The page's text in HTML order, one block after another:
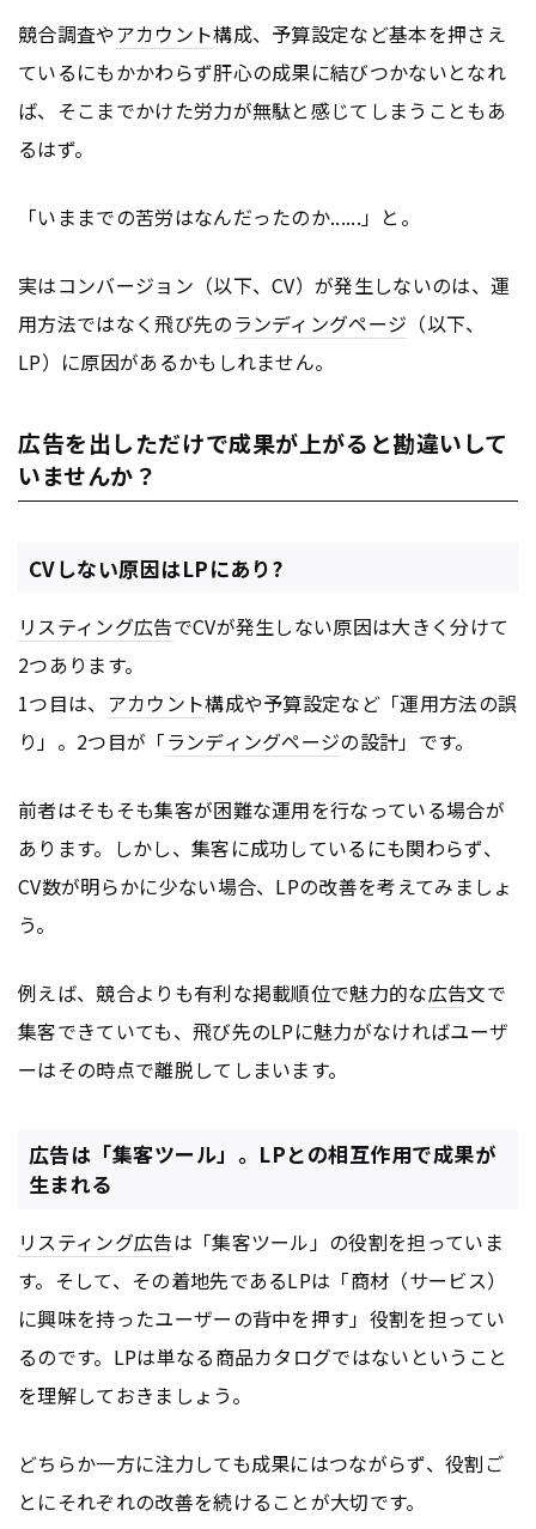
競合調査やアカウント構成、予算設定など基本を押さえ
ているにもかかわらず肝心の成果に結びつかないとなれ
ば、そこまでかけた労力が無駄と感じてしまうこともあ
るはず。
「いままでの苦労はなんだったのか......」と。
実はコンバージョン（以下、CV）が発生しないのは、運
用方法ではなく飛び先のランディングページ （以下、
LP）に原因があるかもしれません。
広告を出しただけで成果が上がると勘違いして
いませんか？
CVしない原因はLPにあり?
リスティング広告でCVが発生しない原因は大きく分けて
2つあります。
1つ目は、 アカウント構成や予算設定など「運用方法の誤
り」。2つ目が「ランディングページの設計」です。
前者はそもそも集客が困難な運用を行なっている場合が
あります。しかし、集客に成功しているにも関わらず、
CV数が明らかに少ない場合、LPの改善を考えてみましょ
う。
例えば、競合よりも有利な掲載順位で魅力的な広告文で
集客できていても、飛び先のLPに魅力がなければユーザ
ーはその時点で離脱してしまいます。
広告は「集客ツール」。LPとの相互作用で成果が
生まれる
リスティング広告は「集客ツール」の役割を担っていま
す。そして、その着地先であるLPは「商材（サービス）
に興味を持ったユーザーの背中を押す」役割を担ってい
るのです。LPは単なる商品カタログではないということ
を理解しておきましょう。
どちらか一方に注力しても成果にはつながらず、役割ご
とにそれぞれの改善を続けることが大切です。